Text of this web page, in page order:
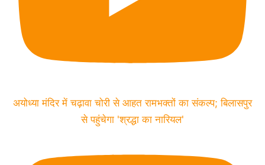
अयोध्या मंदिर में चढ़ावा चोरी से आहत रामभक्तों का संकल्प; बिलासपुर
से पहुंचेगा 'श्रद्धा का नारियल'